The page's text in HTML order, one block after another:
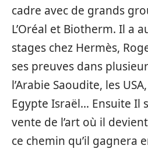
cadre avec de grands
L’Oréal et Biotherm. Il a
stages chez Hermès,
ses preuves dans
l’Arabie Saoudite, les
Egypte Israël… Ensuite Il
vente de l’art où il
ce chemin qu’il gagnera